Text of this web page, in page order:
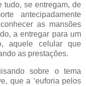
tudo, se entregam, de
antecipadamente
as mansões
a entregar para um
aquele celular que
as prestações.
sobre o tema
que a ‘euforia pelos